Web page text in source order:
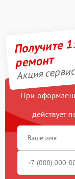
Получите
ремонт
Акция
При
действует